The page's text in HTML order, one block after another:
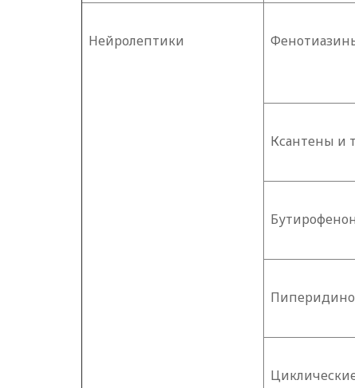
Нейролептики
Ксантены и